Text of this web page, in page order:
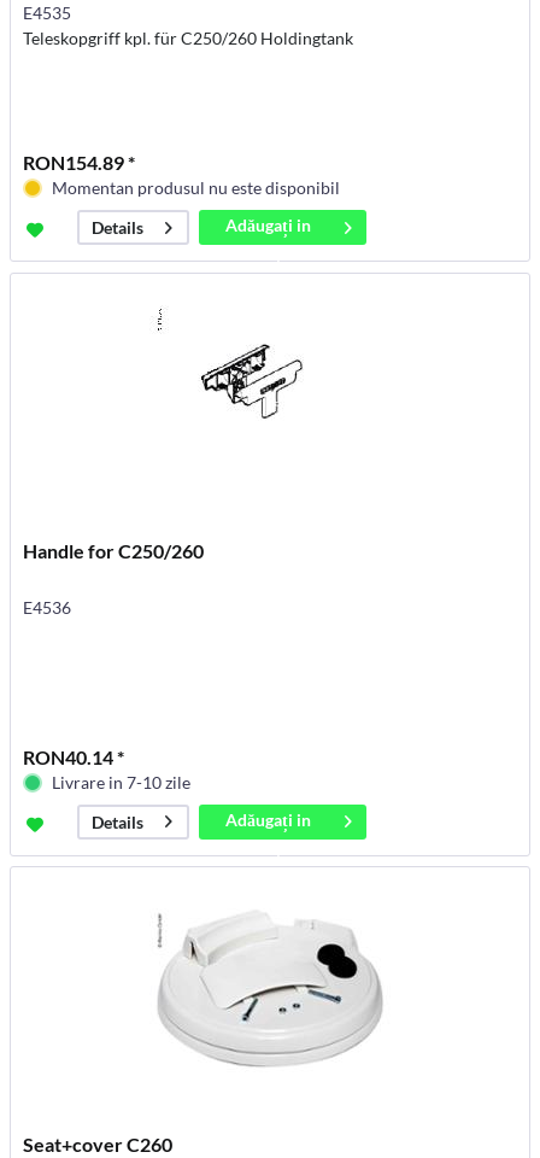
E4535
Teleskopgriff kpl. für C250/260 Holdingtank
RON154.89 *
Momentan produsul nu este disponibil
Details
Adăugați in
coș
Handle for C250/260
E4536
RON40.14 *
Livrare in 7-10 zile
Details
Adăugați in
coș
Seat+cover C260